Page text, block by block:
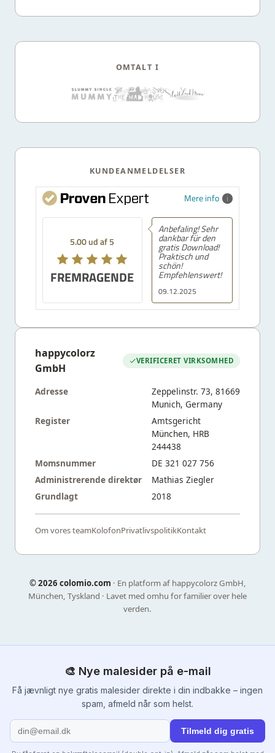
OMTALT I
KUNDEANMELDELSER
Mere info
5.00 ud af 5
FREMRAGENDE
09.12.2025
Anbefaling! Sehr
dankbar für den
gratis Download!
Praktisch und
schön!
Empfehlenswert!
happycolorz
GmbH
VERIFICERET VIRKSOMHED
Adresse
Zeppelinstr. 73, 81669
Munich, Germany
Register
Amtsgericht
München, HRB
244438
Momsnummer
DE 321 027 756
Administrerende direktør
Mathias Ziegler
Grundlagt
2018
Om vores teamKolofonPrivatlivspolitikKontakt
©2026 colomio.com · En platform af happycolorz GmbH,
München, Tyskland · Lavet med omhu for familier over hele
verden.
🎨 Nye malesider på e-mail
Få jævnligt nye gratis malesider direkte i din indbakke – ingen
spam, afmeld når som helst.
Tilmeld dig gratis